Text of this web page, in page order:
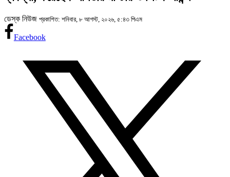
ডেস্ক নিউজ প্রকাশিত: শনিবার, ৮ আগস্ট, ২০২৬, ৫:৪৩ পিএম
Facebook